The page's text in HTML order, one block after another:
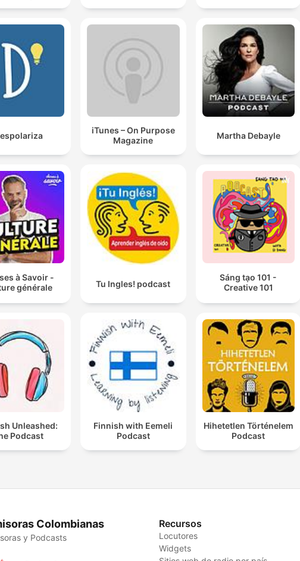
iTunes – On Purpose
Magazine
Martha Debayle
à Savoir -
générale
Tu Ingles! podcast
Sáng tạo 101 -
Creative 101
Unleashed:
Podcast
Finnish with Eemeli
Podcast
Hihetetlen Történelem
Podcast
Colombianas
y Podcasts
Recursos
Locutores
Widgets